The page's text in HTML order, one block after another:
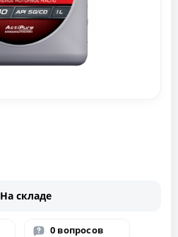
На складе
0 вопросов